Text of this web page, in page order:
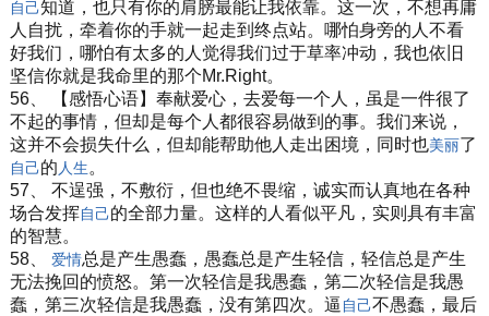
自己知道，也只有你的肩膀最能让我依靠。这一次，不想再庸
人自扰，牵着你的手就一起走到终点站。哪怕身旁的人不看
好我们，哪怕有太多的人觉得我们过于草率冲动，我也依旧
坚信你就是我命里的那个Mr.Right。
56、 【感悟心语】奉献爱心，去爱每一个人，虽是一件很了
不起的事情，但却是每个人都很容易做到的事。我们来说，
这并不会损失什么，但却能帮助他人走出困境，同时也美丽了
自己的 人生。
57、 不逞强，不敷衍，但也绝不畏缩，诚实而认真地在各种
场合发挥自己的全部力量。这样的人看似平凡，实则具有丰富
的智慧。
58、 爱情总是产生愚蠢，愚蠢总是产生轻信，轻信总是产生
无法挽回的愤怒。第一次轻信是我愚蠢，第二次轻信是我愚
蠢，第三次轻信是我愚蠢，没有第四次。逼 自己不愚蠢，最后